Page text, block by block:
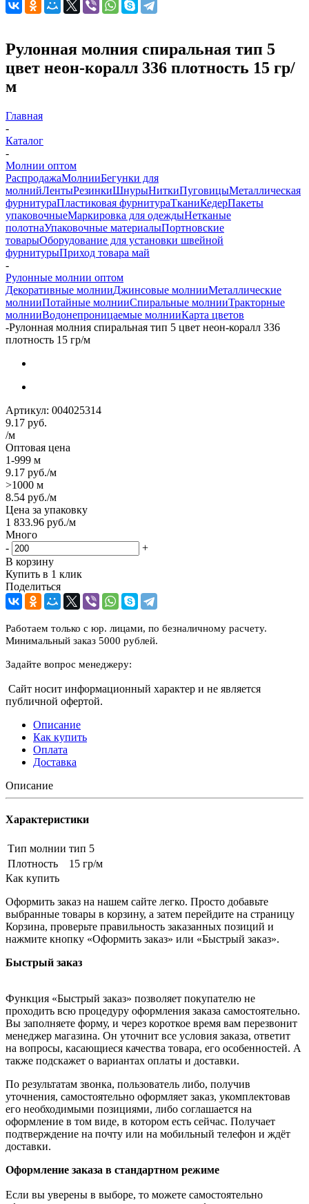
Рулонная молния спиральная тип 5
цвет неон-коралл 336 плотность 15 гр/
м
Главная
-
Каталог
-
Молнии оптом
РаспродажаМолнииБегунки для
молнийЛентыРезинкиШнурыНиткиПуговицыМеталлическая
фурнитураПластиковая фурнитураТканиКедерПакеты
упаковочныеМаркировка для одеждыНетканые
полотнаУпаковочные материалыПортновские
товарыОборудование для установки швейной
фурнитурыПриход товара май
-
Рулонные молнии оптом
Декоративные молнииДжинсовые молнииМеталлические
молнииПотайные молнииСпиральные молнииТракторные
молнииВодонепроницаемые молнииКарта цветов
-Рулонная молния спиральная тип 5 цвет неон-коралл 336
плотность 15 гр/м
Артикул: 004025314
9.17 руб.
/м
Оптовая цена
1-999 м
9.17 руб./м
>1000 м
8.54 руб./м
Цена за упаковку
1 833.96 руб./м
Много
-
+
В корзину
Купить в 1 клик
Поделиться
Работаем только с юр. лицами, по безналичному расчету.
Минимальный заказ 5000 рублей.
Задайте вопрос менеджеру:
Сайт носит информационный характер и не является
публичной офертой.
Описание
Как купить
Оплата
Доставка
Описание
Характеристики
Тип молнии тип 5
Плотность
15 гр/м
Как купить
Оформить заказ на нашем сайте легко. Просто добавьте
выбранные товары в корзину, а затем перейдите на страницу
Корзина, проверьте правильность заказанных позиций и
нажмите кнопку «Оформить заказ» или «Быстрый заказ».
Быстрый заказ
Функция «Быстрый заказ» позволяет покупателю не
проходить всю процедуру оформления заказа самостоятельно.
Вы заполняете форму, и через короткое время вам перезвонит
менеджер магазина. Он уточнит все условия заказа, ответит
на вопросы, касающиеся качества товара, его особенностей. А
также подскажет о вариантах оплаты и доставки.
По результатам звонка, пользователь либо, получив
уточнения, самостоятельно оформляет заказ, укомплектовав
его необходимыми позициями, либо соглашается на
оформление в том виде, в котором есть сейчас. Получает
подтверждение на почту или на мобильный телефон и ждёт
доставки.
Оформление заказа в стандартном режиме
Если вы уверены в выборе, то можете самостоятельно